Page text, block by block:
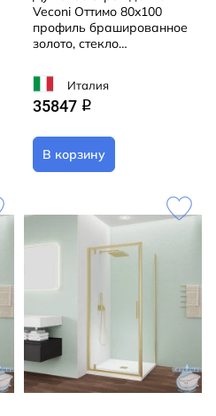
Veconi Оттимо 80x100
профиль брашированное
золото, стекло
80100-01-C9 (без
поддона)Италия
35847 q
В корзину